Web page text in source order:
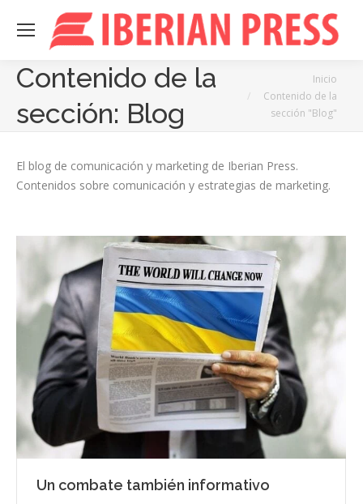
Contenido de la
sección: Blog
Inicio
Contenido de la
sección "Blog"
El blog de comunicación y marketing de Iberian Press.
Contenidos sobre comunicación y estrategias de marketing.
Un combate también informativo